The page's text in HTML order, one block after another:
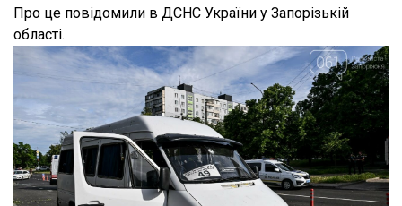
Про це повідомили в ДСНС України у Запорізькій
області.